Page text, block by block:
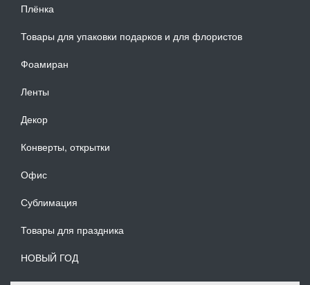
Плёнка
Товары для упаковки подарков и для флористов
Фоамиран
Ленты
Декор
Конверты, открытки
Офис
Сублимация
Товары для праздника
НОВЫЙ ГОД